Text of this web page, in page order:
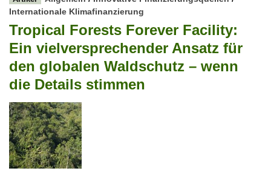
Internationale Klimafinanzierung
Tropical Forests Forever Facility:
Ein vielversprechender Ansatz für
den globalen Waldschutz – wenn
die Details stimmen